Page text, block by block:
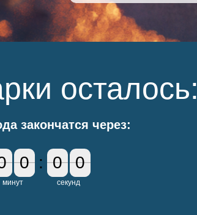
осталось:
закончатся через:
0
0
минут
: 0
0 0
0
секунд